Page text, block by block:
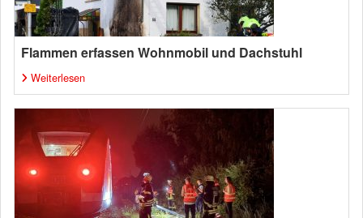
Flammen erfassen Wohnmobil und Dachstuhl
Weiterlesen